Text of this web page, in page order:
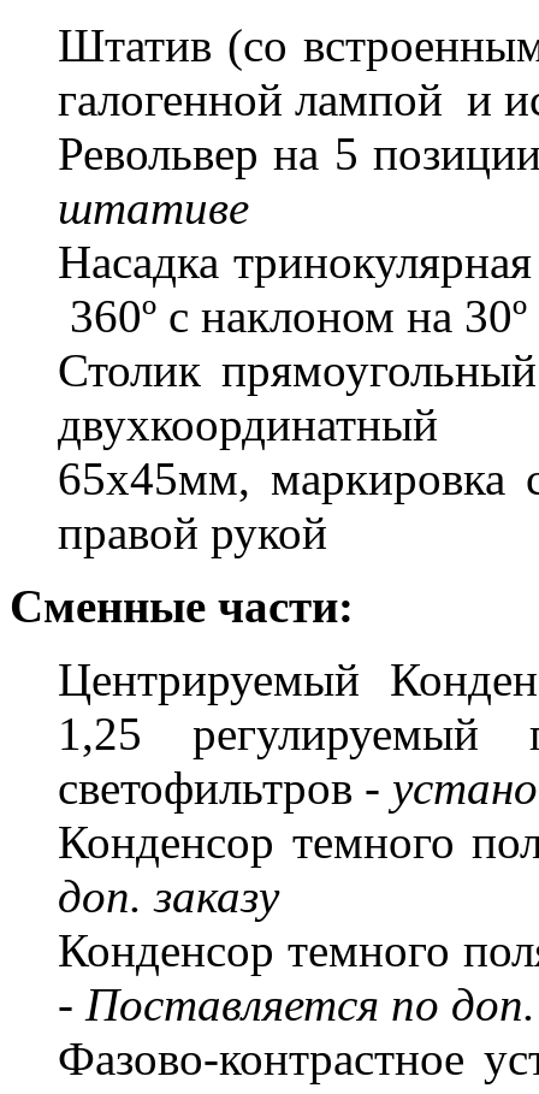
Штатив (со
галогенной лампой и
Револьвер на 5
штативе
Насадка
360º с наклоном на 30º
Столик
двухкоординатный
65х45мм, маркировка
правой рукой
Сменные части:
Центрируемый
1,25
светофильтров -
Конденсор темного
доп. заказу
Конденсор темного
- Поставляется по доп.
Фазово-контрастное